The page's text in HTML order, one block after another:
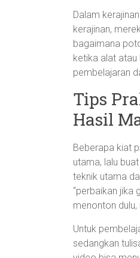
Dalam
kerajinan,
bagaimana
ketika alat
pembelajaran
Tips
Hasil
Beberapa kiat
utama, lalu
teknik utama
“perbaikan jika
menonton
Untuk
sedangkan